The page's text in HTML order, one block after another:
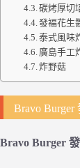
碳烤厚切
發褔花生
泰式風味
廣島手工
炸野菇
Bravo
Bravo Burger